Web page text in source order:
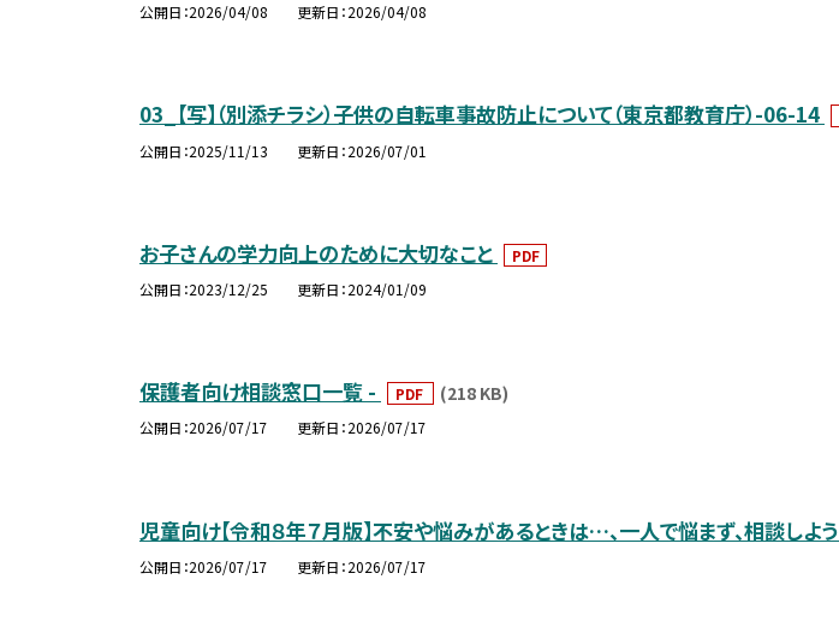
公開日 2026/04/08 更新日 2026/04/08
03_【写】（別添チラシ）子供の自転車事故防止について（東京都教育庁）-06-14
公開日 2025/11/13 更新日 2026/07/01
お子さんの学力向上のために大切なこと
PDF
公開日 2023/12/25 更新日 2024/01/09
保護者向け相談窓口一覧 - PDF (218 KB)
公開日 2026/07/17 更新日 2026/07/17
児童向け【令和８年７月版】不安や悩みがあるときは…、一人で悩まず、相談しよう
公開日 2026/07/17 更新日 2026/07/17